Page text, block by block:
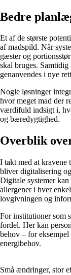
Bedre
Et af de største
af madspild. Når
gæster og
skal bruges. Samtidig
genanvendes i nye
Nogle løsninger
hvor meget mad der
værdifuld indsigt i,
og bæredygtighed.
Overblik
I takt med at kravene
bliver digitalisering
Digitale systemer
allergener i hver
lovgivningen og
For institutioner som
fordel. Her kan
behov – for
energibehov.
Små ændringer, stor